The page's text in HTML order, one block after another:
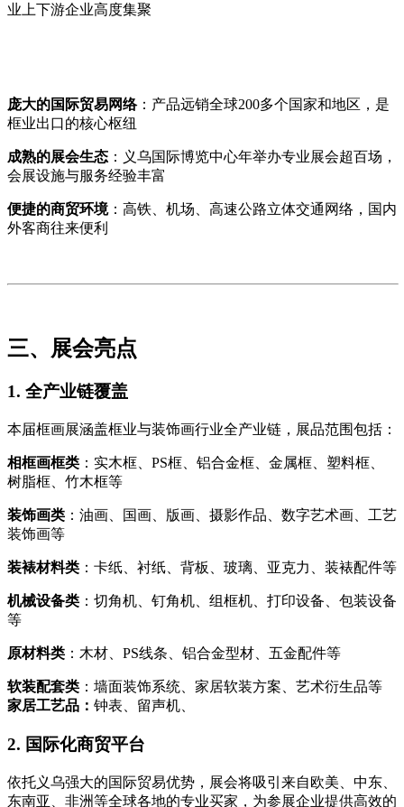
业上下游企业高度集聚
庞大的国际贸易网络：产品远销全球200多个国家和地区，是
框业出口的核心枢纽
成熟的展会生态 ：义乌国际博览中心年举办专业展会超百场，
会展设施与服务经验丰富
便捷的商贸环境：高铁、机场、高速公路立体交通网络，国内
外客商往来便利
三、展会亮点
1. 全产业链覆盖
本届框画展涵盖框业与装饰画行业全产业链，展品范围包括：
相框画框类 ：实木框、PS框、铝合金框、金属框、塑料框、
树脂框、竹木框等
装饰画类 ：油画、国画、版画、摄影作品、数字艺术画、工艺
装饰画等
装裱材料类 ：卡纸、衬纸、背板、玻璃、亚克力、装裱配件等
机械设备类 ：切角机、钉角机、组框机、打印设备、包装设备
等
原材料类 ：木材、PS线条、铝合金型材、五金配件等
软装配套类 ：墙面装饰系统、家居软装方案、艺术衍生品等
家居工艺品： 钟表、留声机、
2. 国际化商贸平台
依托义乌强大的国际贸易优势，展会将吸引来自欧美、中东、
东南亚、非洲等全球各地的专业买家，为参展企业提供高效的